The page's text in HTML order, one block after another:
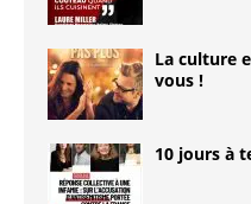
La culture
vous !
10 jours à